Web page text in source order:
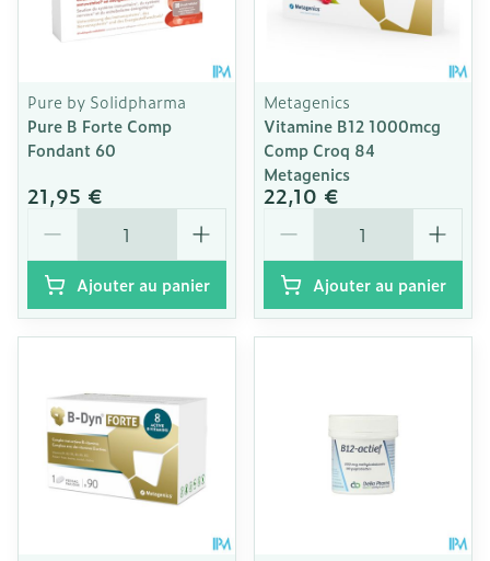
Pure by Solidpharma
Pure B Forte Comp
Fondant 60
21,95 €
Ajouter au panier
Metagenics
Vitamine B12 1000mcg
Comp Croq 84
Metagenics
22,10 €
Ajouter au panier